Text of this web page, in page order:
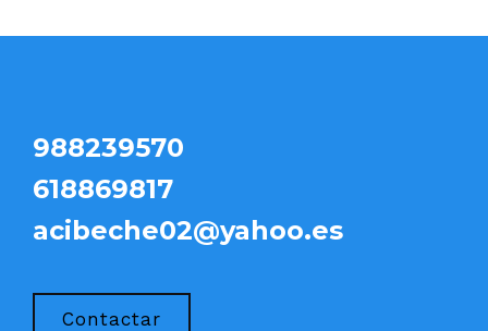
988239570
618869817
acibeche02@yahoo.es
Contactar